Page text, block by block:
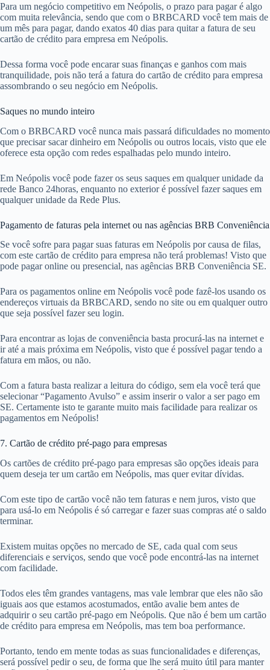
Para um negócio competitivo em Neópolis, o prazo para pagar é algo
com muita relevância, sendo que com o BRBCARD você tem mais de
um mês para pagar, dando exatos 40 dias para quitar a fatura de seu
cartão de crédito para empresa em Neópolis.
Dessa forma você pode encarar suas finanças e ganhos com mais
tranquilidade, pois não terá a fatura do cartão de crédito para empresa
assombrando o seu negócio em Neópolis.
Saques no mundo inteiro
Com o BRBCARD você nunca mais passará dificuldades no momento
que precisar sacar dinheiro em Neópolis ou outros locais, visto que ele
oferece esta opção com redes espalhadas pelo mundo inteiro.
Em Neópolis você pode fazer os seus saques em qualquer unidade da
rede Banco 24horas, enquanto no exterior é possível fazer saques em
qualquer unidade da Rede Plus.
Pagamento de faturas pela internet ou nas agências BRB Conveniência
Se você sofre para pagar suas faturas em Neópolis por causa de filas,
com este cartão de crédito para empresa não terá problemas! Visto que
pode pagar online ou presencial, nas agências BRB Conveniência SE.
Para os pagamentos online em Neópolis você pode fazê-los usando os
endereços virtuais da BRBCARD, sendo no site ou em qualquer outro
que seja possível fazer seu login.
Para encontrar as lojas de conveniência basta procurá-las na internet e
ir até a mais próxima em Neópolis, visto que é possível pagar tendo a
fatura em mãos, ou não.
Com a fatura basta realizar a leitura do código, sem ela você terá que
selecionar “Pagamento Avulso” e assim inserir o valor a ser pago em
SE. Certamente isto te garante muito mais facilidade para realizar os
pagamentos em Neópolis!
7. Cartão de crédito pré-pago para empresas
Os cartões de crédito pré-pago para empresas são opções ideais para
quem deseja ter um cartão em Neópolis, mas quer evitar dívidas.
Com este tipo de cartão você não tem faturas e nem juros, visto que
para usá-lo em Neópolis é só carregar e fazer suas compras até o saldo
terminar.
Existem muitas opções no mercado de SE, cada qual com seus
diferenciais e serviços, sendo que você pode encontrá-las na internet
com facilidade.
Todos eles têm grandes vantagens, mas vale lembrar que eles não são
iguais aos que estamos acostumados, então avalie bem antes de
adquirir o seu cartão pré-pago em Neópolis. Que não é bem um cartão
de crédito para empresa em Neópolis, mas tem boa performance.
Portanto, tendo em mente todas as suas funcionalidades e diferenças,
será possível pedir o seu, de forma que lhe será muito útil para manter